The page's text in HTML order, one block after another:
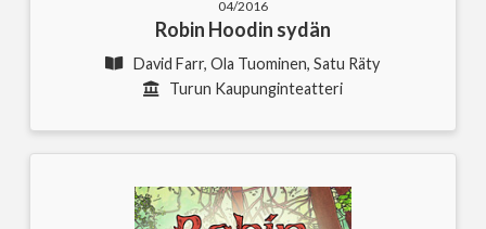
04/2016
Robin Hoodin sydän
David Farr, Ola Tuominen, Satu Räty
Turun Kaupunginteatteri